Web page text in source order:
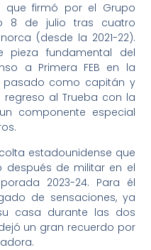
que firmó por el Grupo
8 de julio tras cuatro
(desde la 2021-22).
fundamental del
a Primera FEB en la
pasado como capitán y
al Trueba con la
componente especial
estadounidense que
después de militar en el
2023-24. Para él
de sensaciones, ya
casa durante las dos
un gran recuerdo por